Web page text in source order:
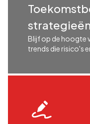
strategieën
Blijf op de hoogte
trends die risico's